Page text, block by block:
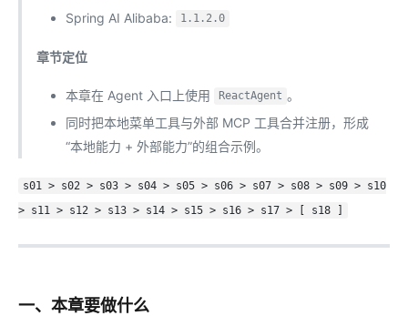
Spring AI Alibaba: 1.1.2.0
章节定位
本章在 Agent 入口上使用 ReactAgent 。
同时把本地菜单工具与外部 MCP 工具合并注册，形成
“本地能力 + 外部能力”的组合示例。
s01 > s02 > s03 > s04 > s05 > s06 > s07 > s08 > s09 > s10
> s11 > s12 > s13 > s14 > s15 > s16 > s17 > [ s18 ]
一、本章要做什么